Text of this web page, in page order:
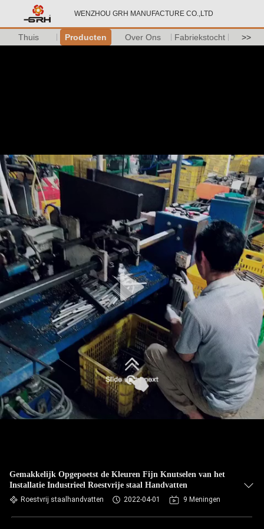
WENZHOU GRH MANUFACTURE CO.,LTD
Thuis Producten Over Ons Fabriekstocht >>
Gemakkelijk Opgepoetst de Kleuren Fijn Knutselen van het
Installatie Industrieel Roestvrije staal Handvatten
Roestvrij staalhandvatten 2022-04-01 9 Meningen